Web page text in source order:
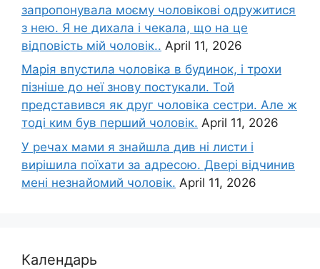
запропонувала моєму чоловікові одружитися
з нею. Я не дихала і чекала, що на це
відповість мій чоловік.. April 11, 2026
Марія впустила чоловіка в будинок, і трохи
пізніше до неї знову постукали. Той
представився як друг чоловіка сестри. Але ж
тоді ким був перший чоловік. April 11, 2026
У речах мами я знайшла див ні листи і
вирішила поїхати за адресою. Двері відчинив
мені незнайомий чоловік. April 11, 2026
Календарь